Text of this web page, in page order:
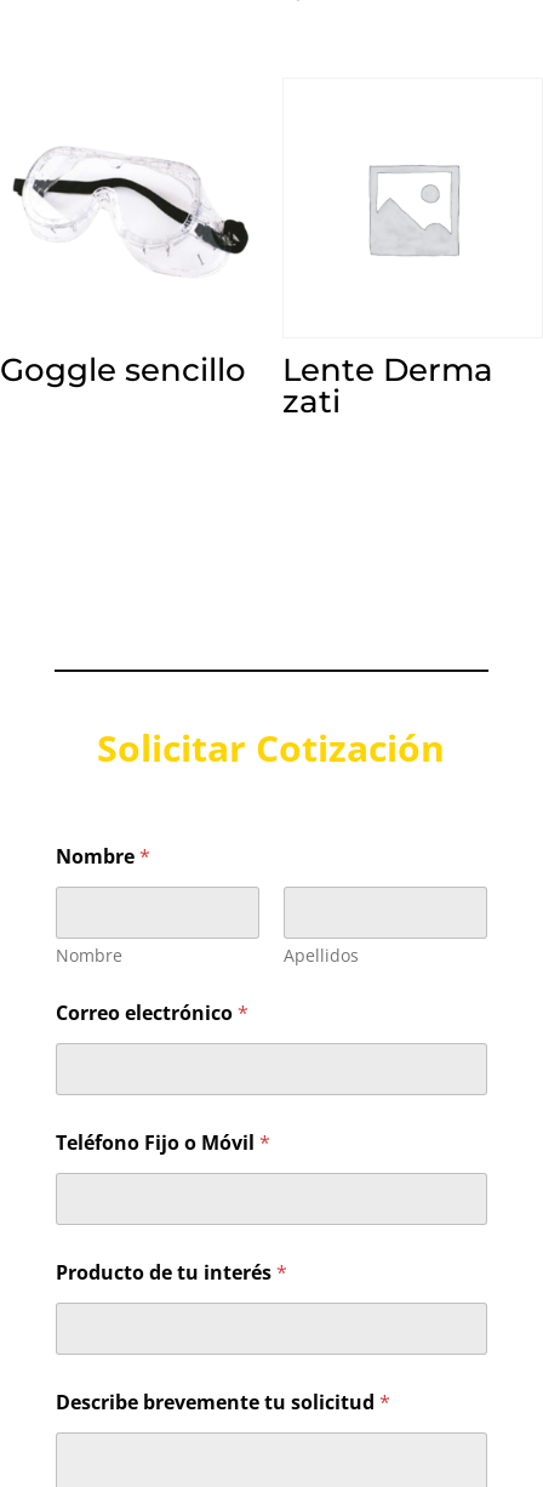
Goggle sencillo
Lente Derma
zati
Solicitar Cotización
Nombre*
Nombre Apellidos
Correo electrónico*
Teléfono Fijo o Móvil *
Producto de tu interés*
i
n
Describe brevemente tu solicitud *